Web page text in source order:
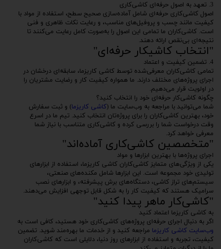
3. تعهد به اصول حرفه‌ای کاشی‌کاری
اصول کاشی‌کاری حرفه‌ای شامل آماده‌سازی صحیح سطح، استفاده از مواد با
کیفیت مانند چسب و پروفیل‌های مناسب، و رعایت نکات ظاهری و فنی
است. کاشی‌کاران ما تمامی این اصول را به‌صورت کامل رعایت می‌کنند تا
نتیجه‌ای بی‌نقص ارائه دهند.
"انتخاب کاشیکار حرفه‌ای"
4. تضمین کیفیت و اعتماد
تمامی کاشی‌کاران معرفی‌شده توسط کاشی کاریزما، سابقه‌ای درخشان در
اجرای پروژه‌های مختلف دارند. ما همواره کیفیت کار و رضایت مشتریان را
در اولویت قرار می‌دهیم.
چگونه کاشی‌کار حرفه‌ای خود را انتخاب کنید؟
شما می‌توانید با مراجعه به وب‌سایت ما (کاشی کاریزما) و ثبت سفارش
خود، بهترین کاشی‌کاران را برای پروژه‌تان انتخاب کنید. تیم ما در اسرع
وقت درخواست شما را بررسی کرده و کاشی‌کاری متناسب با نیاز شما
معرفی خواهد کرد.
"متخصصین کاشی‌کاری آماده‌اند"
اجرای پروژه‌ها با بهترین ابزارها و مواد
یکی از ویژگی‌های متمایز کاشی‌کاران کاشی کاریزما، استفاده از ابزارهای
تولیدی خود مجموعه است. این ابزارها شامل مکنده‌های صنعتی،
سیستم‌های تراز کاشی، دستگاه‌های برش پیشرفته، و ابزارهای نصب
سرامیک هستند که کیفیت کار را به شکل قابل توجهی افزایش می‌دهند.
"کاشی‌کار ماهر پیدا کنید"
به کاشی کاریزما اعتماد کنید
اگر به دنبال اجرای حرفه‌ای پروژه‌های کاشی‌کاری خود هستید، کافی است به
وب‌سایت کاشی کاریزما مراجعه کنید و از خدمات ما بهره‌مند شوید. تضمین
کیفیت، تجربه و استفاده از ابزارهای روز دنیا، دلایلی است که کاشی‌کاران